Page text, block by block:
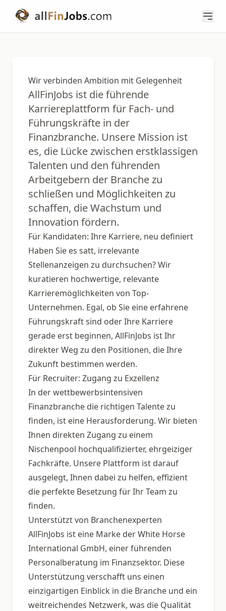
Wir verbinden Ambition mit Gelegenheit
AllFinJobs ist die führende
Karriereplattform für Fach- und
Führungskräfte in der
Finanzbranche. Unsere Mission ist
es, die Lücke zwischen erstklassigen
Talenten und den führenden
Arbeitgebern der Branche zu
schließen und Möglichkeiten zu
schaffen, die Wachstum und
Innovation fördern.
Für Kandidaten: Ihre Karriere, neu definiert
Haben Sie es satt, irrelevante
Stellenanzeigen zu durchsuchen? Wir
kuratieren hochwertige, relevante
Karrieremöglichkeiten von Top-
Unternehmen. Egal, ob Sie eine erfahrene
Führungskraft sind oder Ihre Karriere
gerade erst beginnen, AllFinJobs ist Ihr
direkter Weg zu den Positionen, die Ihre
Zukunft bestimmen werden.
Für Recruiter: Zugang zu Exzellenz
In der wettbewerbsintensiven
Finanzbranche die richtigen Talente zu
finden, ist eine Herausforderung. Wir bieten
Ihnen direkten Zugang zu einem
Nischenpool hochqualifizierter, ehrgeiziger
Fachkräfte. Unsere Plattform ist darauf
ausgelegt, Ihnen dabei zu helfen, effizient
die perfekte Besetzung für Ihr Team zu
finden.
Unterstützt von Branchenexperten
AllFinJobs ist eine Marke der White Horse
International GmbH, einer führenden
Personalberatung im Finanzsektor. Diese
Unterstützung verschafft uns einen
einzigartigen Einblick in die Branche und ein
weitreichendes Netzwerk, was die Qualität